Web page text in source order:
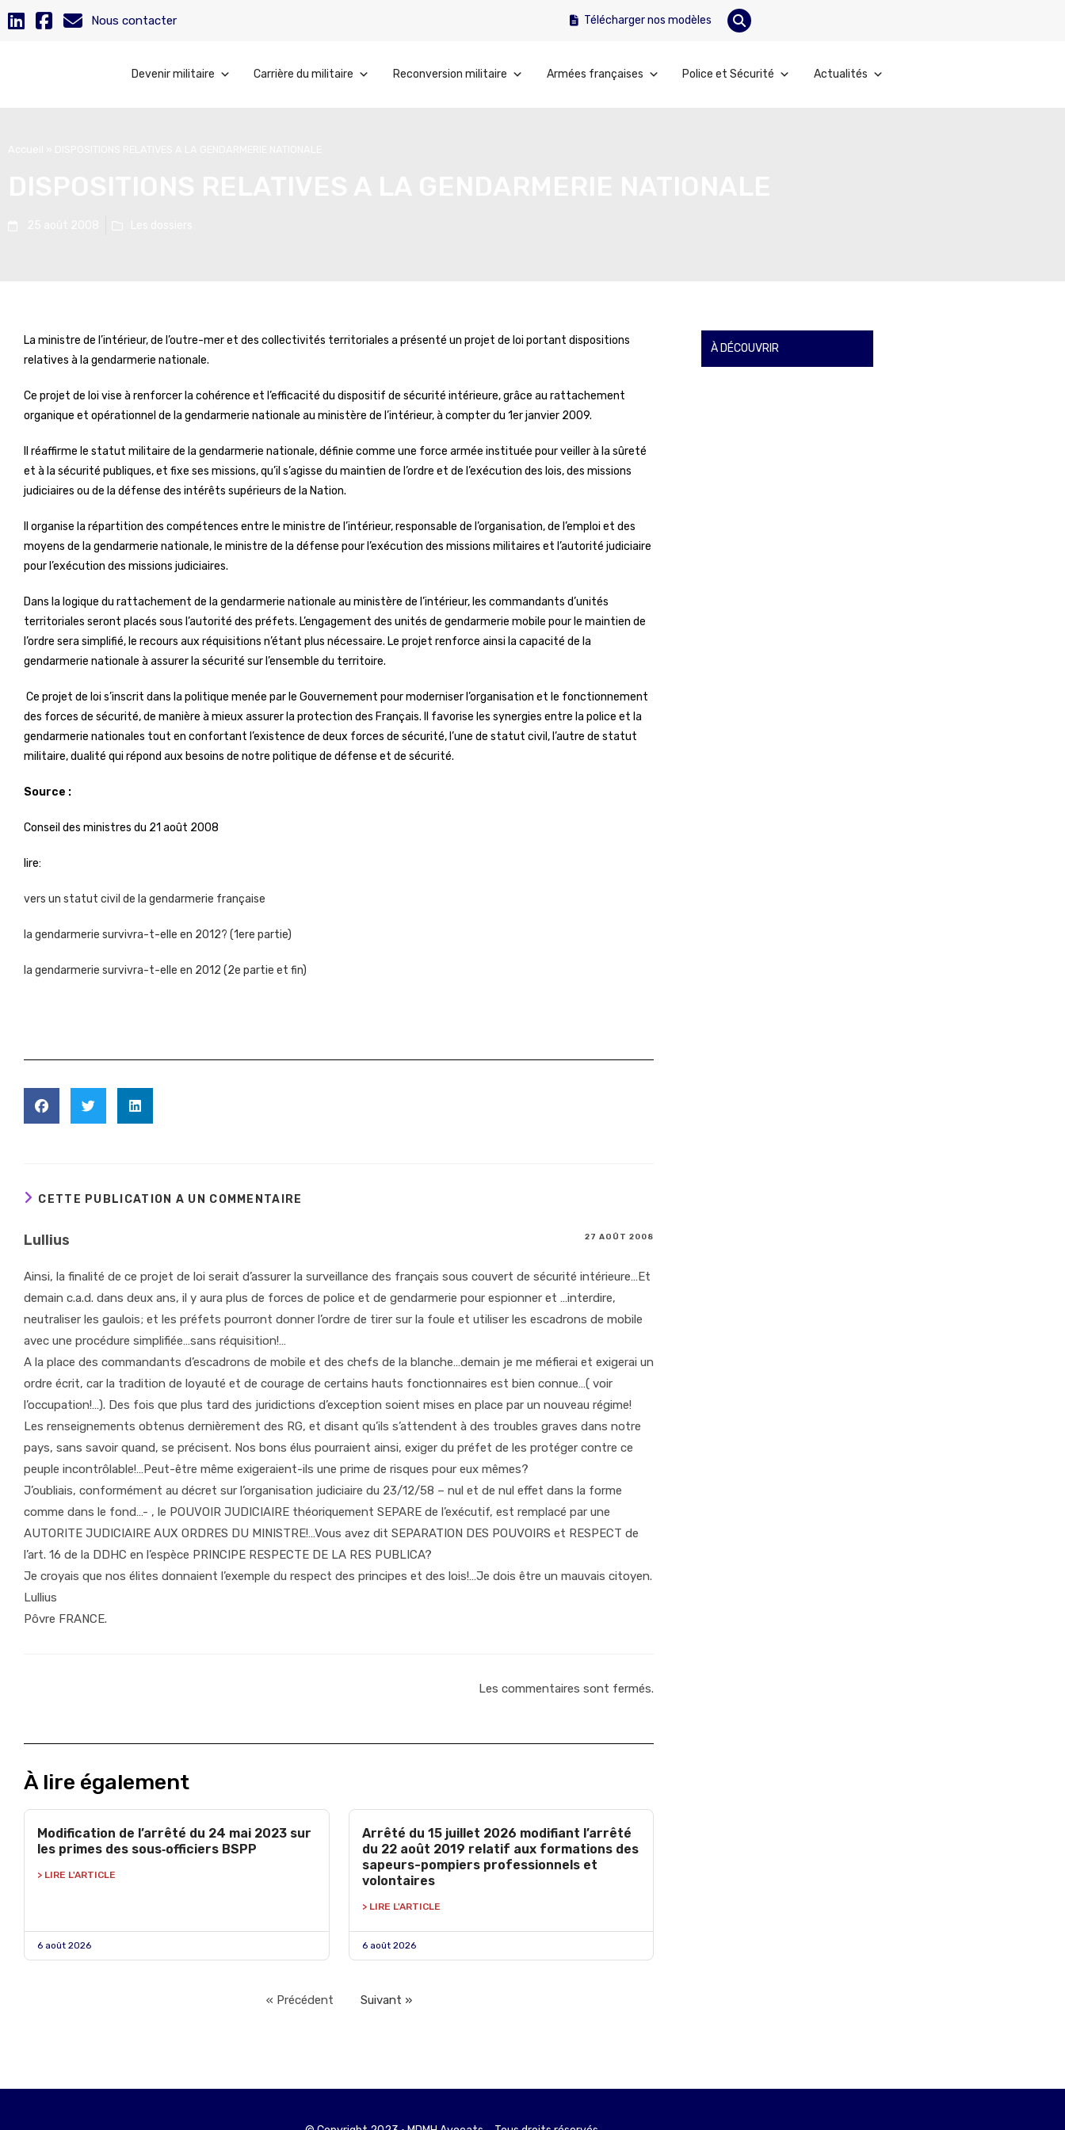
Nous contacter Télécharger nos modèles
Devenir militaire Carrière du militaire Reconversion militaire Armées françaises Police et Sécurité Actualités
La ministre de l’intérieur, de l’outre-mer et des collectivités territoriales a présenté un projet de loi portant dispositions
relatives à la gendarmerie nationale.
Ce projet de loi vise à renforcer la cohérence et l’efficacité du dispositif de sécurité intérieure, grâce au rattachement
organique et opérationnel de la gendarmerie nationale au ministère de l’intérieur, à compter du 1er janvier 2009.
Il réaffirme le statut militaire de la gendarmerie nationale, définie comme une force armée instituée pour veiller à la sûreté
et à la sécurité publiques, et fixe ses missions, qu’il s’agisse du maintien de l’ordre et de l’exécution des lois, des missions
judiciaires ou de la défense des intérêts supérieurs de la Nation.
Il organise la répartition des compétences entre le ministre de l’intérieur, responsable de l’organisation, de l’emploi et des
moyens de la gendarmerie nationale, le ministre de la défense pour l’exécution des missions militaires et l’autorité judiciaire
pour l’exécution des missions judiciaires.
Dans la logique du rattachement de la gendarmerie nationale au ministère de l’intérieur, les commandants d’unités
territoriales seront placés sous l’autorité des préfets. L’engagement des unités de gendarmerie mobile pour le maintien de
l’ordre sera simplifié, le recours aux réquisitions n’étant plus nécessaire. Le projet renforce ainsi la capacité de la
gendarmerie nationale à assurer la sécurité sur l’ensemble du territoire.
Ce projet de loi s’inscrit dans la politique menée par le Gouvernement pour moderniser l’organisation et le fonctionnement
des forces de sécurité, de manière à mieux assurer la protection des Français. Il favorise les synergies entre la police et la
gendarmerie nationales tout en confortant l’existence de deux forces de sécurité, l’une de statut civil, l’autre de statut
militaire, dualité qui répond aux besoins de notre politique de défense et de sécurité.
Source :
Conseil des ministres du 21 août 2008
lire:
vers un statut civil de la gendarmerie française
la gendarmerie survivra-t-elle en 2012? (1ere partie)
la gendarmerie survivra-t-elle en 2012 (2e partie et fin)
CETTE PUBLICATION A UN COMMENTAIRE
Lullius 27 AOÛT 2008
Ainsi, la finalité de ce projet de loi serait d’assurer la surveillance des français sous couvert de sécurité intérieure…Et
demain c.a.d. dans deux ans, il y aura plus de forces de police et de gendarmerie pour espionner et …interdire,
neutraliser les gaulois; et les préfets pourront donner l’ordre de tirer sur la foule et utiliser les escadrons de mobile
avec une procédure simplifiée…sans réquisition!…
A la place des commandants d’escadrons de mobile et des chefs de la blanche…demain je me méfierai et exigerai un
ordre écrit, car la tradition de loyauté et de courage de certains hauts fonctionnaires est bien connue…( voir
l’occupation!…). Des fois que plus tard des juridictions d’exception soient mises en place par un nouveau régime!
Les renseignements obtenus dernièrement des RG, et disant qu’ils s’attendent à des troubles graves dans notre
pays, sans savoir quand, se précisent. Nos bons élus pourraient ainsi, exiger du préfet de les protéger contre ce
peuple incontrôlable!…Peut-être même exigeraient-ils une prime de risques pour eux mêmes?
J’oubliais, conformément au décret sur l’organisation judiciaire du 23/12/58 – nul et de nul effet dans la forme
comme dans le fond…- , le POUVOIR JUDICIAIRE théoriquement SEPARE de l’exécutif, est remplacé par une
AUTORITE JUDICIAIRE AUX ORDRES DU MINISTRE!…Vous avez dit SEPARATION DES POUVOIRS et RESPECT de
l’art. 16 de la DDHC en l’espèce PRINCIPE RESPECTE DE LA RES PUBLICA?
Je croyais que nos élites donnaient l’exemple du respect des principes et des lois!…Je dois être un mauvais citoyen.
Lullius
Pôvre FRANCE.
Les commentaires sont fermés.
À lire également
Modification de l’arrêté du 24 mai 2023 sur
les primes des sous‑officiers BSPP
> LIRE L'ARTICLE
6 août 2026
Arrêté du 15 juillet 2026 modifiant l’arrêté
du 22 août 2019 relatif aux formations des
sapeurs-pompiers professionnels et
volontaires
> LIRE L'ARTICLE
6 août 2026
« Précédent Suivant »
À DÉCOUVRIR